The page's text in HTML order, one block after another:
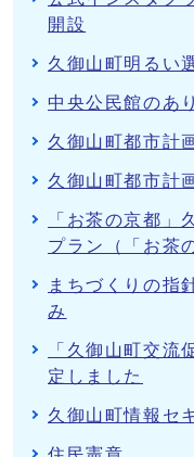
開設
久御山町明るい
中央公民館のあ
久御山町都市計
久御山町都市計
「お茶の京都」
プラン（「お茶
まちづくりの指
み
「久御山町交流
定しました
久御山町情報セ